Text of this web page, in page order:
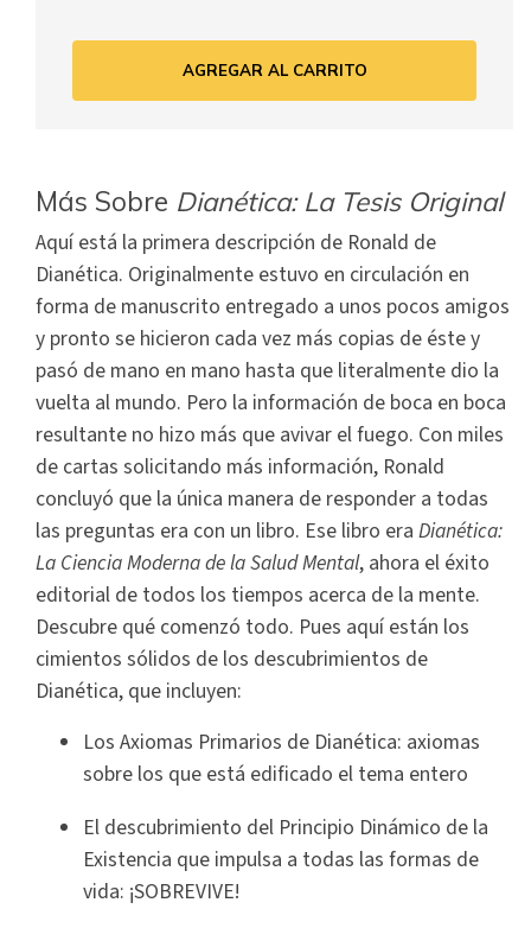
AGREGAR AL CARRITO
Más Sobre Dianética: La Tesis Original
Aquí está la primera descripción de Ronald de
Dianética. Originalmente estuvo en circulación en
forma de manuscrito entregado a unos pocos amigos
y pronto se hicieron cada vez más copias de éste y
pasó de mano en mano hasta que literalmente dio la
vuelta al mundo. Pero la información de boca en boca
resultante no hizo más que avivar el fuego. Con miles
de cartas solicitando más información, Ronald
concluyó que la única manera de responder a todas
las preguntas era con un libro. Ese libro era Dianética:
La Ciencia Moderna de la Salud Mental, ahora el éxito
editorial de todos los tiempos acerca de la mente.
Descubre qué comenzó todo. Pues aquí están los
cimientos sólidos de los descubrimientos de
Dianética, que incluyen:
Los Axiomas Primarios de Dianética: axiomas
sobre los que está edificado el tema entero
El descubrimiento del Principio Dinámico de la
Existencia que impulsa a todas las formas de
vida: ¡SOBREVIVE!